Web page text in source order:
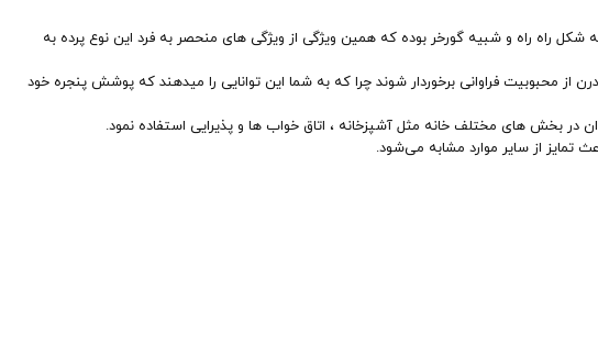
راه‌ راه و شبیه گورخر بوده که همین ویژگی از ویژگی‌ های منحصر به فرد این نوع پرده به
محبوبیت فراوانی برخوردار شوند چرا که به شما این توانایی را میدهند که پوشش پنجره خود
از سایر موارد مشابه می‌شود.